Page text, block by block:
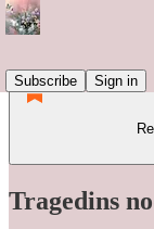
Subscribe
Sign in
Tragedins